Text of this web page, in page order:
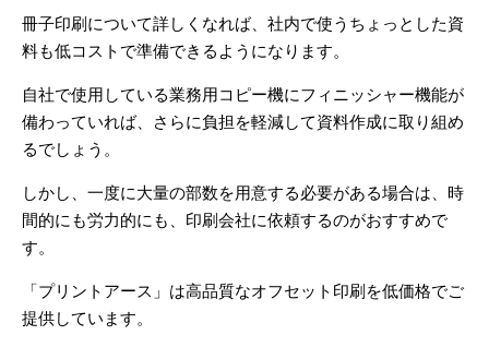
冊子印刷について詳しくなれば、社内で使うちょっとした資
料も低コストで準備できるようになります。
自社で使用している業務用コピー機にフィニッシャー機能が
備わっていれば、さらに負担を軽減して資料作成に取り組め
るでしょう。
しかし、一度に大量の部数を用意する必要がある場合は、時
間的にも労力的にも、印刷会社に依頼するのがおすすめで
す。
「プリントアース」は高品質なオフセット印刷を低価格でご
提供しています。